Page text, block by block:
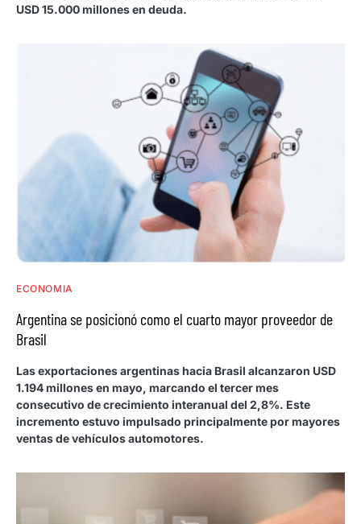
USD 15.000 millones en deuda.
ECONOMIA
Argentina se posicionó como el cuarto mayor proveedor de
Brasil
Las exportaciones argentinas hacia Brasil alcanzaron USD
1.194 millones en mayo, marcando el tercer mes
consecutivo de crecimiento interanual del 2,8%. Este
incremento estuvo impulsado principalmente por mayores
ventas de vehículos automotores.